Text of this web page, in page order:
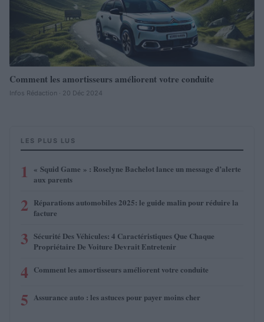
Comment les amortisseurs améliorent votre conduite
Infos Rédaction · 20 Déc 2024
LES PLUS LUS
1
« Squid Game » : Roselyne Bachelot lance un message d’alerte
aux parents
2 Réparations automobiles 2025: le guide malin pour réduire la
facture
3 Sécurité Des Véhicules: 4 Caractéristiques Que Chaque
Propriétaire De Voiture Devrait Entretenir
4 Comment les amortisseurs améliorent votre conduite
5 Assurance auto : les astuces pour payer moins cher